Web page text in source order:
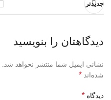
جدیدتر
دیدگاهتان را بنویسید
نشانی ایمیل شما منتشر نخواهد شد.
شده‌اند *
دیدگاه *